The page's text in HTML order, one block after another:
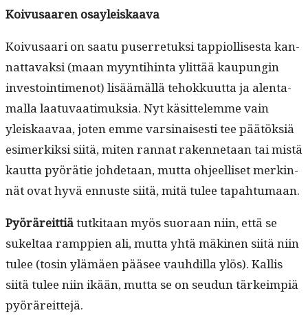
Koivusaaren osayleiskaa­va
Koivusaari on saatu puser­re­tuk­si tap­pi­ol­lis­es­ta kan­
nat­tavak­si (maan myyn­ti­hin­ta ylit­tää kaupun­gin
investoin­ti­menot) lisäämäl­lä tehokku­ut­ta ja alen­ta­
mal­la laatu­vaa­timuk­sia. Nyt käsit­telemme vain
yleiskaavaa, joten emme varsi­nais­es­ti tee päätök­siä
esimerkik­si siitä, miten ran­nat raken­netaan tai mis­tä
kaut­ta pyörätie johde­taan, mut­ta ohjeel­liset merkin­
nät ovat hyvä ennuste siitä, mitä tulee tapahtumaan.
Pyöräre­it­tiätutk­i­taan myös suo­raan niin, että se
sukeltaa ramp­pi­en ali, mut­ta yhtä mäki­nen siitä niin
tulee (tosin ylämäen pääsee vauhdil­la ylös). Kallis
siitä tulee niin ikään, mut­ta se on seudun tärkeimpiä
pyöräreittejä.